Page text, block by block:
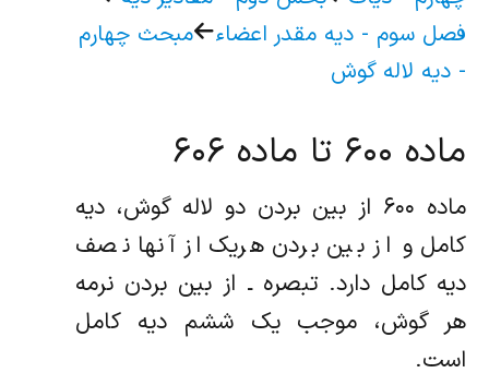
فصل سوم - دیه مقدر اعضاء
مبحث چهارم
- دیه لاله گوش
ماده ۶۰۰ تا ماده ۶۰۶
ماده ۶۰۰ از بین بردن دو لاله گوش، دیه
کامل و از بین بردن هریک از آنها نصف
دیه کامل دارد. تبصره ـ از بین بردن نرمه
هر گوش، موجب یک ششم دیه کامل
است.